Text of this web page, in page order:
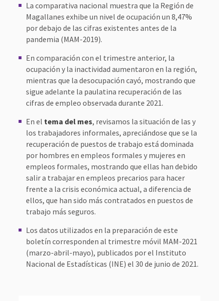
La comparativa nacional muestra que la Región de
Magallanes exhibe un nivel de ocupación un 8,47%
por debajo de las cifras existentes antes de la
pandemia (MAM-2019).
En comparación con el trimestre anterior, la
ocupación y la inactividad aumentaron en la región,
mientras que la desocupación cayó, mostrando que
sigue adelante la paulatina recuperación de las
cifras de empleo observada durante 2021.
En el tema del mes, revisamos la situación de las y
los trabajadores informales, apreciándose que se la
recuperación de puestos de trabajo está dominada
por hombres en empleos formales y mujeres en
empleos formales, mostrando que ellas han debido
salir a trabajar en empleos precarios para hacer
frente a la crisis económica actual, a diferencia de
ellos, que han sido más contratados en puestos de
trabajo más seguros.
Los datos utilizados en la preparación de este
boletín corresponden al trimestre móvil MAM-2021
(marzo-abril-mayo), publicados por el Instituto
Nacional de Estadísticas (INE) el 30 de junio de 2021.